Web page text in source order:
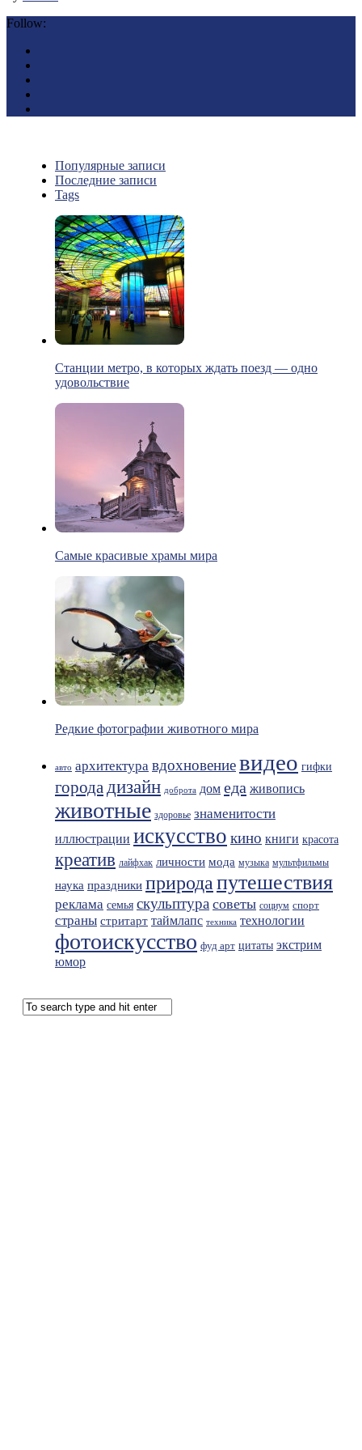
Follow:
Популярные записи
Последние записи
Tags
Станции метро, в которых ждать поезд — одно
удовольствие
Самые красивые храмы мира
Редкие фотографии животного мира
авто архитектура вдохновениевидео гифки
городадизайн доброта дом еда живопись
животные здоровье знаменитости
иллюстрации искусство кино книги красота
креатив лайфхак личности мода музыка мультфильмы
наука праздники природапутешествия
реклама семья скульптура советы социум спорт
страны стритарт таймлапс техника технологии
фотоискусство фуд арт цитаты экстрим
юмор